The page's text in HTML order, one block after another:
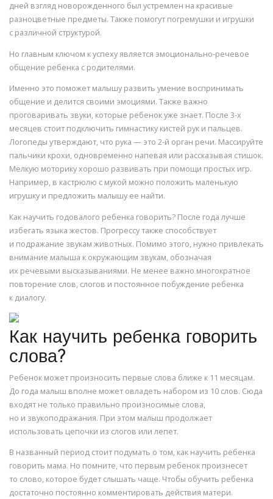
дней взгляд новорожденного был устремлен на красивые
разноцветные предметы. Также помогут погремушки и игрушки
с различной структурой.
Но главным ключом к успеху является эмоционально-речевое
общение ребенка с родителями.
Именно это поможет малышу развить умение воспринимать
общение и делится своими эмоциями. Также важно
проговаривать звуки, которые ребенок уже знает. После 3-х
месяцев стоит подключить гимнастику кистей рук и пальцев.
Логопеды утверждают, что рука — это 2-й орган речи. Массируйте
пальчики крохи, одновременно напевая или рассказывая стишок.
Мелкую моторику хорошо развивать при помощи простых игр.
Например, в кастрюлю с мукой можно положить маленькую
игрушку и предложить малышу ее найти.
Как научить годовалого ребенка говорить? После года лучше
избегать языка жестов. Прогрессу также способствует
и подражание звукам животных. Помимо этого, нужно привлекать
внимание малыша к окружающим звукам, обозначая
их речевыми высказываниями. Не менее важно многократное
повторение слов, слогов и постоянное побуждение ребенка
к диалогу.
Как научить ребенка говорить
слова?
Ребенок может произносить первые слова ближе к 11 месяцам.
До года малыш вполне может овладеть набором из 10 слов. Сюда
входят не только правильно произносимые слова,
но и звукоподражания. При этом малыш продолжает
использовать цепочки из слогов или лепет.
В названный период стоит подумать о том, как научить ребенка
говорить мама. Но помните, что первым ребенок произнесет
то слово, которое будет слышать чаще. Чтобы обучить ребенка
достаточно постоянно комментировать действия матери.